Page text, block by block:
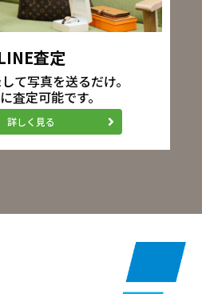
査定
て写真を送るだけ。
査定可能です。
詳しく見る